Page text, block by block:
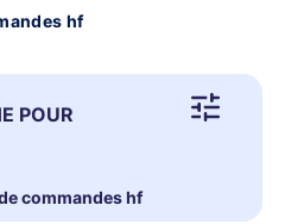
hf
POUR
commandes hf